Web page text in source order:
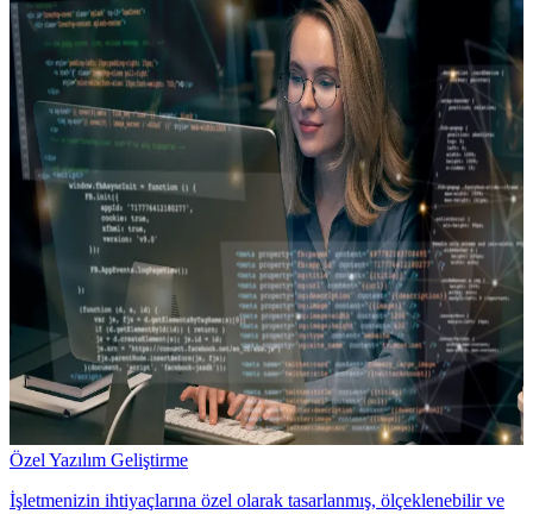
Özel Yazılım Geliştirme
İşletmenizin ihtiyaçlarına özel olarak tasarlanmış, ölçeklenebilir ve